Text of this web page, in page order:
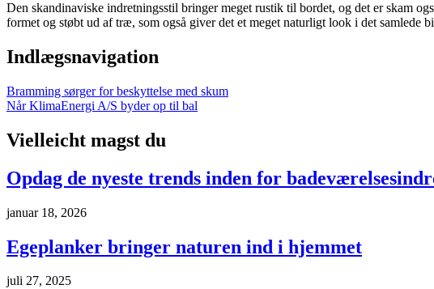
Den skandinaviske indretningsstil bringer meget rustik til bordet, og det er skam
formet og støbt ud af træ, som også giver det et meget naturligt look i det samlede
Indlægsnavigation
Bramming sørger for beskyttelse med skum
Når KlimaEnergi A/S byder op til bal
Vielleicht magst du
Opdag de nyeste trends inden for
januar 18, 2026
Egeplanker bringer naturen ind i hjemmet
juli 27, 2025